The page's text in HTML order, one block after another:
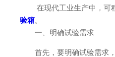
在现代工业生产中，可程
验箱。
一、明确试验需求
首先，要明确试验需求，